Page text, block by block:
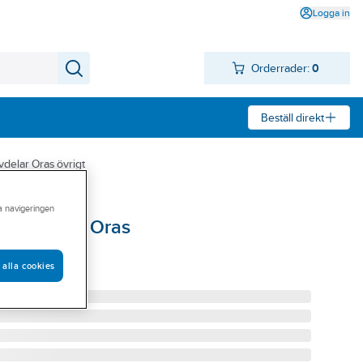
Logga in
Orderrader: 0
Beställ direkt
Oras övrigt
Oras
BL FKR
navigeringen
alla cookies